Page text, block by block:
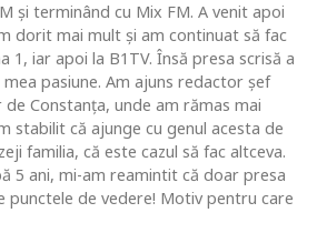
şi terminând cu Mix FM. A venit apoi
dorit mai mult şi am continuat să fac
1, iar apoi la B1TV. Însă presa scrisă a
pasiune. Am ajuns redactor şef
Constanţa, unde am rămas mai
stabilit că ajunge cu genul acesta de
familia, că este cazul să fac altceva.
5 ani, mi-am reamintit că doar presa
punctele de vedere! Motiv pentru care